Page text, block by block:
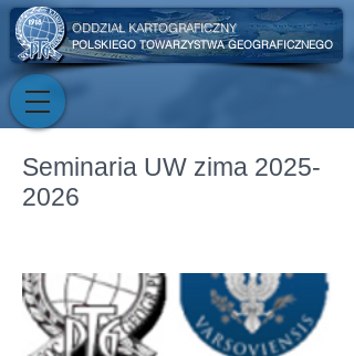
ODDZIAŁ KARTOGRAFICZNY
POLSKIEGO TOWARZYSTWA GEOGRAFICZNEGO
Seminaria UW zima 2025-
2026